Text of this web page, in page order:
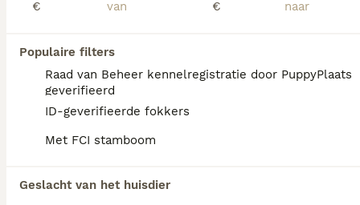
€
€
Populaire filters
Raad van Beheer kennelregistratie door PuppyPlaats
geverifieerd
ID-geverifieerde fokkers
Met FCI stamboom
Geslacht van het huisdier
BOOST
Nog één mooie Boomer pup!
Kruising & Shih Tzu Kruising
Leeftijd Geslacht Prijs